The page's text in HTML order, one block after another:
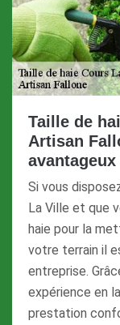
Taille de
Artisan
Si vous
La Ville et que
haie pour la
votre terrain il
entreprise.
expérience en
prestation